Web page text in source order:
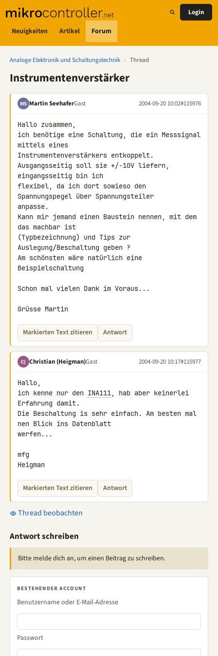
Neuigkeiten Artikel Forum
Login
Analoge Elektronik und Schaltungstechnik › Thread
Instrumentenverstärker
MS Martin SeehaferGast 2004-09-20 10:02#115976
Hallo zusammen,
ich benötige eine Schaltung, die ein Messsignal
mittels eines
Instrumentenverstärkers entkoppelt.
Ausgangsseitig soll sie +/-10V liefern,
eingangsseitig bin ich
flexibel, da ich dort sowieso den
Spannungspegel über Spannungsteiler
anpasse.
Kann mir jemand einen Baustein nennen, mit dem
das machbar ist
(Typbezeichnung) und Tips zur
Auslegung/Beschaltung geben ?
Am schönsten wäre natürlich eine
Beispielschaltung
Schon mal vielen Dank im Voraus...
Grüsse Martin
Markierten Text zitieren Antwort
C( Christian (Heigman)Gast 2004-09-20 10:17#115977
Hallo,
ich kenne nur den INA111, hab aber keinerlei
Erfahrung damit.
Die Beschaltung is sehr einfach. Am besten mal
nen Blick ins Datenblatt
werfen...
mfg
Heigman
Markierten Text zitieren Antwort
Thread beobachten
Antwort schreiben
Bitte melde dich an, um einen Beitrag zu schreiben.
BESTEHENDER ACCOUNT
Benutzername oder E-Mail-Adresse
Passwort